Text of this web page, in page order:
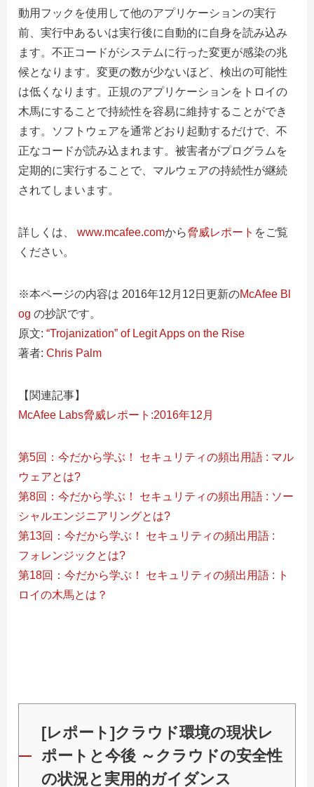
動用フックを使用して他のアプリケーションの実行
前、実行中あるいは実行後に自動的に自身を読み込み
ます。不正コードがシステムに行った変更が感染の兆
候となります。変更の数が少ないほど、検出の可能性
は低くなります。正規のアプリケーションをトロイの
木馬にすることで持続性を容易に維持することができ
ます。ソフトウェアを通常どおり起動するだけで、不
正なコードが読み込まれます。被害者がプログラムを
定期的に実行することで、マルウェアの持続性が継続
されてしまいます。
詳しくは、 www.mcafee.comから脅威レポート をご覧
ください。
※本ページの内容は 2016年12月12日更新のMcAfee Bl
og の抄訳です。
原文: “Trojanization” of Legit Apps on the Rise
著者: Chris Palm
【関連記事】
McAfee Labs脅威レポート:2016年12月
第5回：今だから学ぶ！ セキュリティの頻出用語 : マル
ウェアとは?
第8回：今だから学ぶ！ セキュリティの頻出用語 : ソー
シャルエンジニアリングとは?
第13回：今だから学ぶ！ セキュリティの頻出用語 :
フォレンジックとは?
第18回：今だから学ぶ！ セキュリティの頻出用語 : ト
ロイの木馬とは？
[レポート]クラウド環境の現状レ
ポートと今後 ～クラウドの安全性
の状況と実用的ガイダンス